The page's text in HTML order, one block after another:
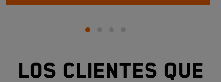
Los clientes que